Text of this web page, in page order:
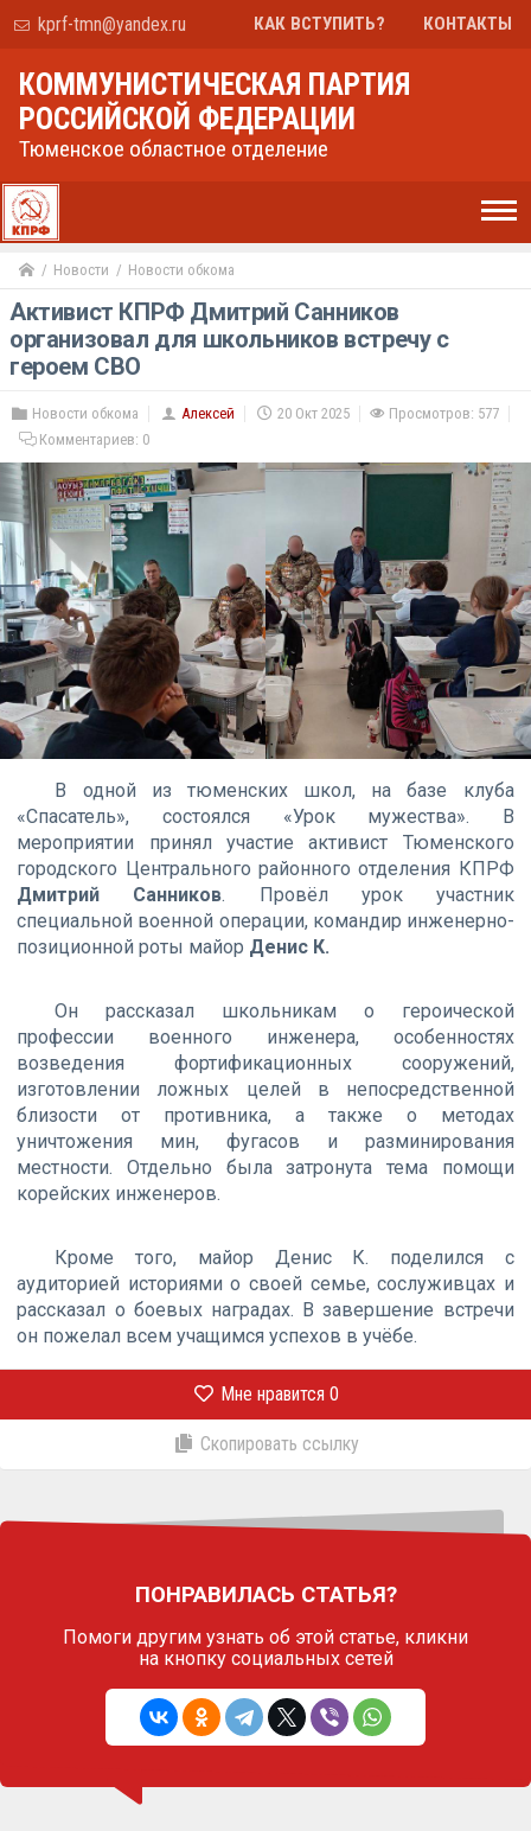
kprf-tmn@yandex.ru КАК ВСТУПИТЬ? КОНТАКТЫ
КОММУНИСТИЧЕСКАЯ ПАРТИЯ
РОССИЙСКОЙ ФЕДЕРАЦИИ
Тюменское областное отделение
Новости Новости обкома
Активист КПРФ Дмитрий Санников
организовал для школьников встречу с
героем СВО
Новости обкома Алексей 20 Окт 2025
Просмотров: 577
Комментариев: 0
В одной из тюменских школ, на базе клуба
«Спасатель», состоялся «Урок мужества». В
мероприятии принял участие активист Тюменского
городского Центрального районного отделения КПРФ
Дмитрий Санников. Провёл урок участник
специальной военной операции, командир инженерно-
позиционной роты майор Денис К.
Он рассказал школьникам о героической
профессии военного инженера, особенностях
возведения фортификационных сооружений,
изготовлении ложных целей в непосредственной
близости от противника, а также о методах
уничтожения мин, фугасов и разминирования
местности. Отдельно была затронута тема помощи
корейских инженеров.
Кроме того, майор Денис К. поделился с
аудиторией историями о своей семье, сослуживцах и
рассказал о боевых наградах. В завершение встречи
он пожелал всем учащимся успехов в учёбе.
Мне нравится 0
Скопировать ссылку
ПОНРАВИЛАСЬ СТАТЬЯ?
Помоги другим узнать об этой статье, кликни
на кнопку социальных сетей